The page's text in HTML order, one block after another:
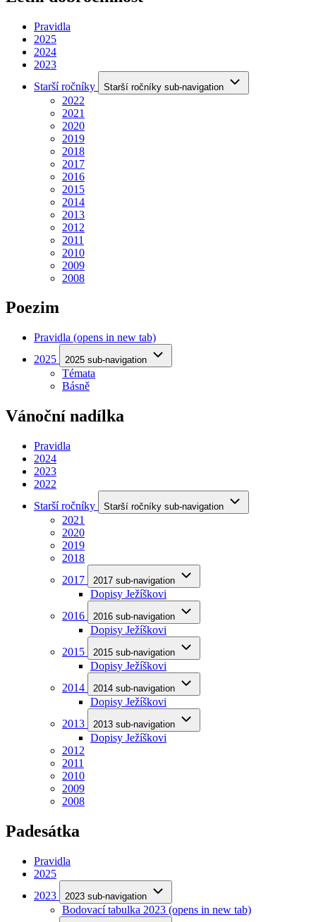
Pravidla
2025
2024
2023
Starší ročníky
Starší ročníky sub-navigation
2022
2021
2020
2019
2018
2017
2016
2015
2014
2013
2012
2011
2010
2009
2008
Poezim
Pravidla (opens in new tab)
2025
2025 sub-navigation
Témata
Básně
Vánoční nadílka
Pravidla
2024
2023
2022
Starší ročníky
Starší ročníky sub-navigation
2021
2020
2019
2018
2017
2017 sub-navigation
Dopisy Ježíškovi
2016
2016 sub-navigation
Dopisy Ježíškovi
2015
2015 sub-navigation
Dopisy Ježíškovi
2014
2014 sub-navigation
Dopisy Ježíškovi
2013
2013 sub-navigation
Dopisy Ježíškovi
2012
2011
2010
2009
2008
Padesátka
Pravidla
2025
2023
2023 sub-navigation
Bodovací tabulka 2023 (opens in new tab)